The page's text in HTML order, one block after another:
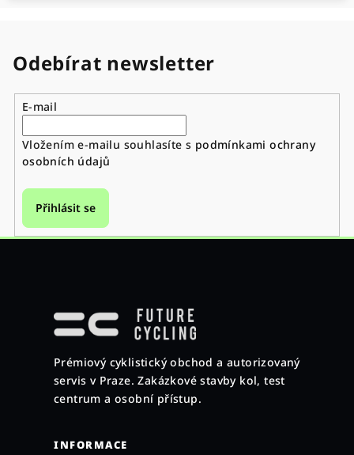
Odebírat newsletter
E-mail
Vložením e-mailu souhlasíte s podmínkami ochrany
osobních údajů
Přihlásit se
Prémiový cyklistický obchod a autorizovaný
servis v Praze. Zakázkové stavby kol, test
centrum a osobní přístup.
INFORMACE